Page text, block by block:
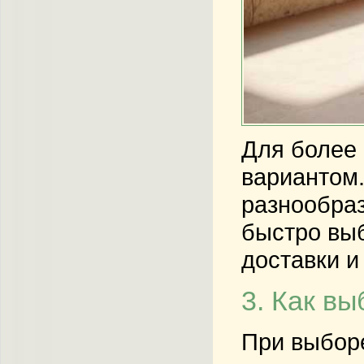
Для более
быстро
доставки
3. Как
При